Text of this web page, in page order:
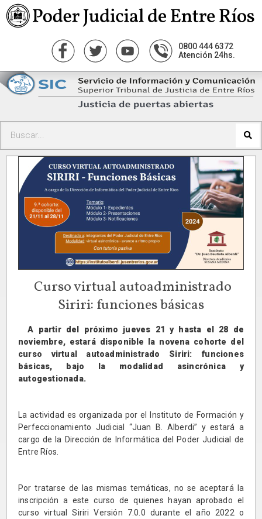
0800 444 6372
Atención 24hs.
Curso virtual autoadministrado
Siriri: funciones básicas
A partir del próximo jueves 21 y hasta el 28 de
noviembre, estará disponible la novena cohorte del
curso virtual autoadministrado Siriri: funciones
básicas, bajo la modalidad asincrónica y
autogestionada.
La actividad es organizada por el Instituto de Formación y
Perfeccionamiento Judicial “Juan B. Alberdi” y estará a
cargo de la Dirección de Informática del Poder Judicial de
Entre Ríos.
Por tratarse de las mismas temáticas, no se aceptará la
inscripción a este curso de quienes hayan aprobado el
curso virtual Siriri Versión 7.0.0 durante el año 2022 o